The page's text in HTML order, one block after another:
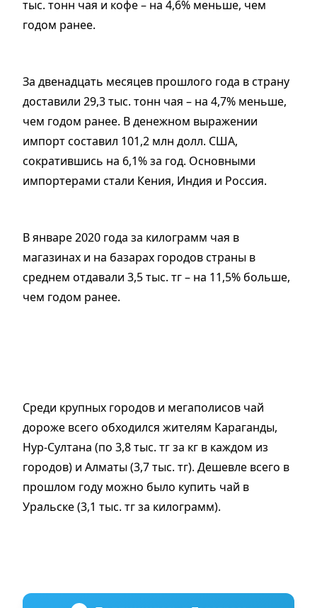
тыс. тонн чая и кофе – на 4,6% меньше, чем
годом ранее.
За двенадцать месяцев прошлого года в страну
доставили 29,3 тыс. тонн чая – на 4,7% меньше,
чем годом ранее. В денежном выражении
импорт составил 101,2 млн долл. США,
сократившись на 6,1% за год. Основными
импортерами стали Кения, Индия и Россия.
В январе 2020 года за килограмм чая в
магазинах и на базарах городов страны в
среднем отдавали 3,5 тыс. тг – на 11,5% больше,
чем годом ранее.
Среди крупных городов и мегаполисов чай
дороже всего обходился жителям Караганды,
Нур-Султана (по 3,8 тыс. тг за кг в каждом из
городов) и Алматы (3,7 тыс. тг). Дешевле всего в
прошлом году можно было купить чай в
Уральске (3,1 тыс. тг за килограмм).